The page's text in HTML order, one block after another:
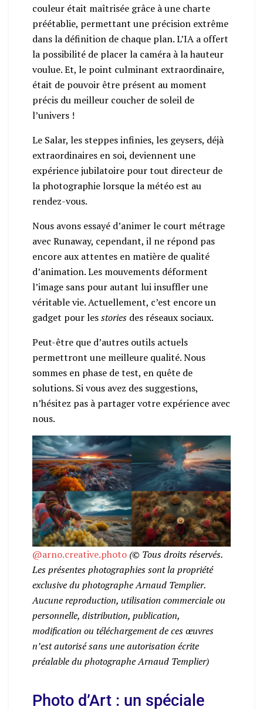
couleur était maîtrisée grâce à une charte
préétablie, permettant une précision extrême
dans la définition de chaque plan. L’IA a offert
la possibilité de placer la caméra à la hauteur
voulue. Et, le point culminant extraordinaire,
était de pouvoir être présent au moment
précis du meilleur coucher de soleil de
l’univers !
Le Salar, les steppes infinies, les geysers, déjà
extraordinaires en soi, deviennent une
expérience jubilatoire pour tout directeur de
la photographie lorsque la météo est au
rendez-vous.
Nous avons essayé d’animer le court métrage
avec Runaway, cependant, il ne répond pas
encore aux attentes en matière de qualité
d’animation. Les mouvements déforment
l’image sans pour autant lui insuffler une
véritable vie. Actuellement, c’est encore un
gadget pour lesstories des réseaux sociaux.
Peut-être que d’autres outils actuels
permettront une meilleure qualité. Nous
sommes en phase de test, en quête de
solutions. Si vous avez des suggestions,
n’hésitez pas à partager votre expérience avec
nous.
@arno.creative.photo (© Tous droits réservés.
Les présentes photographies sont la propriété
exclusive du photographe Arnaud Templier.
Aucune reproduction, utilisation commerciale ou
personnelle, distribution, publication,
modification ou téléchargement de ces œuvres
n’est autorisé sans une autorisation écrite
préalable du photographe Arnaud Templier)
Photo d’Art : un spéciale